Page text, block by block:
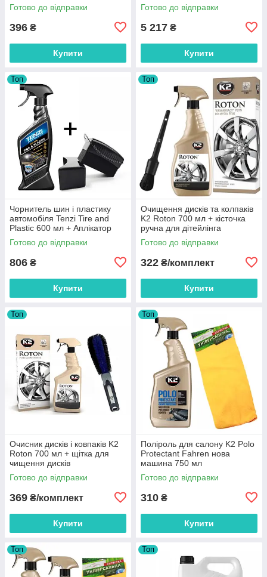
Готово до відправки
396 ₴
Купити
473 мл. (G192000EU)
Готово до відправки
5 217 ₴
Купити
Топ
Чорнитель шин і пластику
автомобіля Tenzi Tire and
Plastic 600 мл + Аплікатор
для чорніння гуми
Готово до відправки
806 ₴
Купити
Топ
Очищення дисків та колпаків
K2 Roton 700 мл + кісточка
ручна для дітейлінга
Готово до відправки
322 ₴/комплект
Купити
Топ
Очисник дисків і ковпаків K2
Roton 700 мл + щітка для
чищення дисків
Готово до відправки
369 ₴/комплект
Купити
Топ
Поліроль для салону K2 Polo
Protectant Fahren нова
машина 750 мл
Готово до відправки
310 ₴
Купити
Топ Топ